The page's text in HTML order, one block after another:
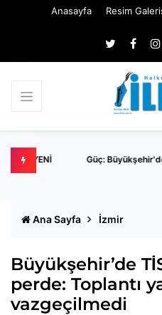
Anasayfa Resim
Güç: Büyükşehir'de gönlü
Ana Sayfa İzmir
Büyükşehir’de
perde: Toplantı
vazgeçilmedi